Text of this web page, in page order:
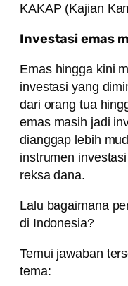
KAKAP (Kajian
Investasi emas
Emas hingga kini
investasi yang
dari orang tua
emas masih jadi
dianggap lebih
instrumen
reksa dana.
Lalu bagaimana
di Indonesia?
Temui jawaban
tema: